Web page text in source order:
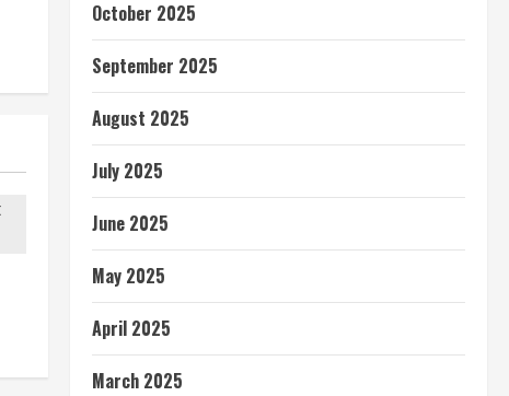
October 2025
September 2025
August 2025
July 2025
June 2025
May 2025
April 2025
March 2025